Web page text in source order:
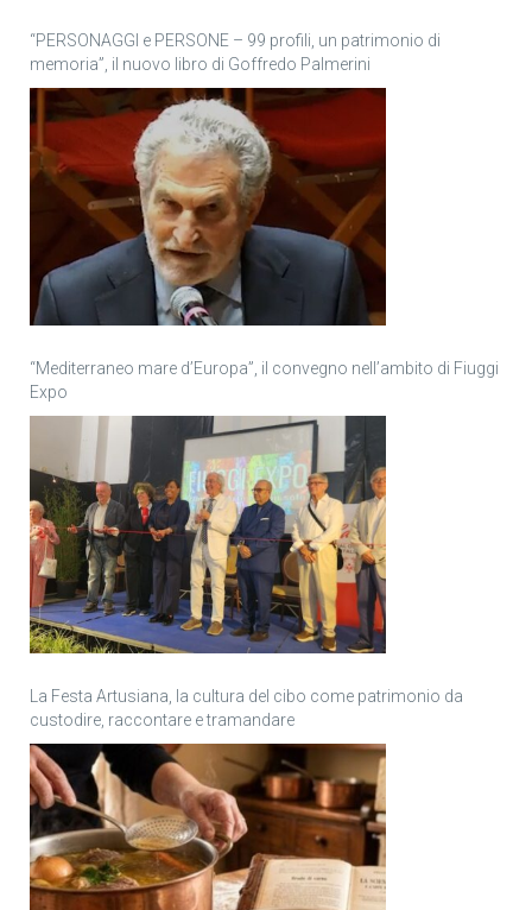
“PERSONAGGI e PERSONE – 99 profili, un patrimonio di
memoria”, il nuovo libro di Goffredo Palmerini
“Mediterraneo mare d’Europa”, il convegno nell’ambito di Fiuggi
Expo
La Festa Artusiana, la cultura del cibo come patrimonio da
custodire, raccontare e tramandare